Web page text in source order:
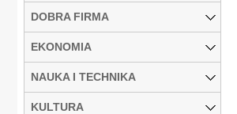
DOBRA FIRMA
EKONOMIA
NAUKA I TECHNIKA
KULTURA